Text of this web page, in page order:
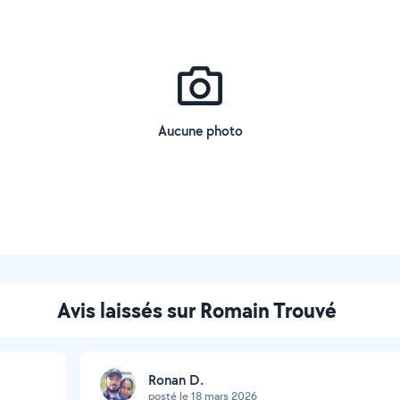
Aucune photo
Avis laissés sur Romain Trouvé
Ronan D.
posté le 18 mars 2026